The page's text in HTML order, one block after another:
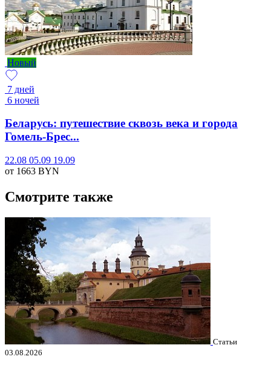
Новый
7 дней
6 ночей
Беларусь: путешествие сквозь века и города
Гомель-Брес...
22.08 05.09 19.09
от 1663 BYN
Смотрите также
Статьи
03.08.2026